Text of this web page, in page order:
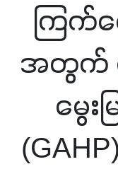
ကြက်မွ
အတွက်
မွေး